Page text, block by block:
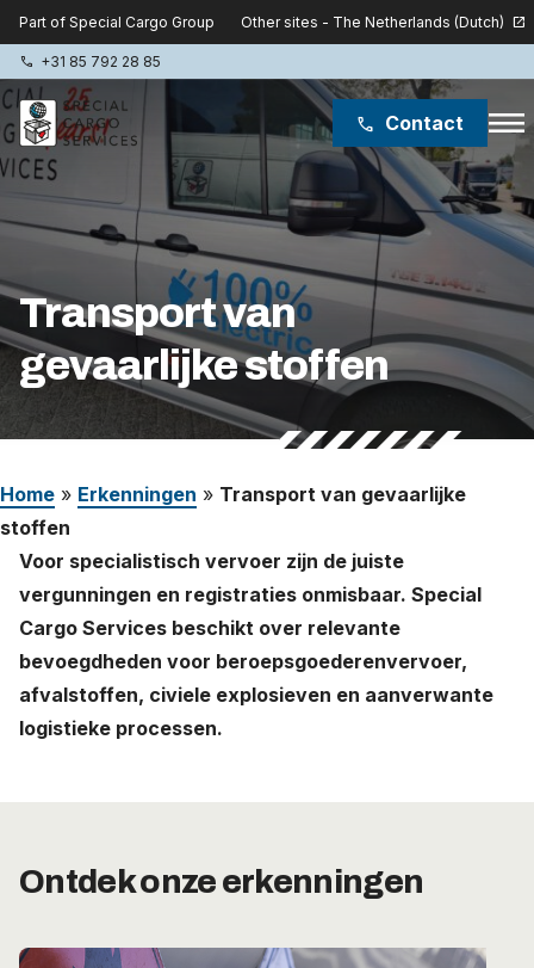
Part of Special Cargo Group Other sites - The Netherlands (Dutch) open_in_new
phone +31 85 792 28 85
phone Contact menu
Transport van
gevaarlijke stoffen
Home » Erkenningen » Transport van gevaarlijke
stoffen
Voor specialistisch vervoer zijn de juiste
vergunningen en registraties onmisbaar. Special
Cargo Services beschikt over relevante
bevoegdheden voor beroepsgoederenvervoer,
afvalstoffen, civiele explosieven en aanverwante
logistieke processen.
Ontdek onze erkenningen
Special Cargo Group
Special Cargo College
Isologic
Diensten
Over ons
Werken bij
Nederland (Nederlands)
The Netherlands (English)
United States (English)